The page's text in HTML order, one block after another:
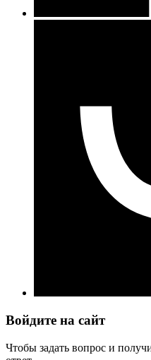
Войдите на сайт
Чтобы задать вопрос и